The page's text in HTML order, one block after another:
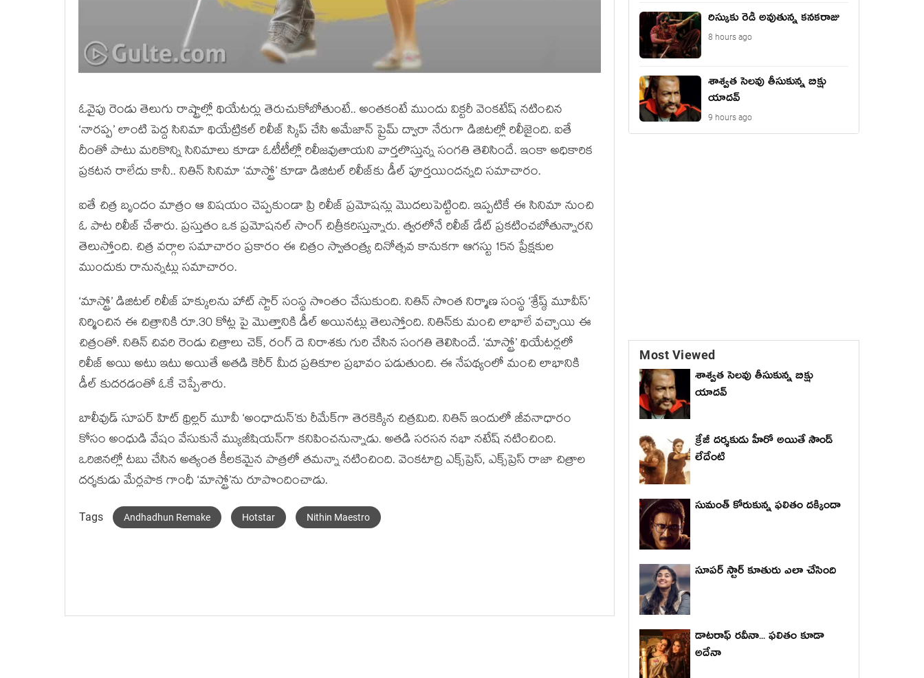
ఓవైపు రెండు తెలుగు రాష్ట్రాల్లో థియేటర్లు తెరుచుకోబోతుంటే.. అంతకంటే ముందు విక్టరీ వెంకటేష్ నటించిన
‘నారప్ప’ లాంటి పెద్ద సినిమా థియేట్రికల్ రిలీజ్ స్కిప్ చేసి అమేజాన్ ప్రైమ్ ద్వారా నేరుగా డిజిటల్లో రిలీజైంది. ఐతే
దీంతో పాటు మరికొన్ని సినిమాలు కూడా ఓటీటీల్లో రిలీజవుతాయని వార్తలొస్తున్న సంగతి తెలిసిందే. ఇంకా అధికారిక
ప్రకటన రాలేదు కానీ.. నితిన్ సినిమా ‘మాస్ట్రో’ కూడా డిజిటల్ రిలీజ్‌కు డీల్ పూర్తయిందన్నది సమాచారం.
ఐతే చిత్ర బృందం మాత్రం ఆ విషయం చెప్పకుండా ప్రి రిలీజ్ ప్రమోషన్లు మొదలుపెట్టింది. ఇప్పటికే ఈ సినిమా నుంచి
ఓ పాట రిలీజ్ చేశారు. ప్రస్తుతం ఒక ప్రమోషనల్ సాంగ్ చిత్రీకరిస్తున్నారు. త్వరలోనే రిలీజ్ డేట్ ప్రకటించబోతున్నారని
తెలుస్తోంది. చిత్ర వర్గాల సమాచారం ప్రకారం ఈ చిత్రం స్వాతంత్ర్య దినోత్సవ కానుకగా ఆగస్టు 15న ప్రేక్షకుల
ముందుకు రానున్నట్లు సమాచారం.
‘మాస్ట్రో’ డిజిటల్ రిలీజ్ హక్కులను హాట్ స్టార్ సంస్థ సొంతం చేసుకుంది. నితిన్ సొంత నిర్మాణ సంస్థ ‘శ్రేష్ఠ్ మూవీస్’
నిర్మించిన ఈ చిత్రానికి రూ.30 కోట్ల పై మొత్తానికి డీల్ అయినట్లు తెలుస్తోంది. నితిన్‌‌కు మంచి లాభాలే వచ్చాయి ఈ
చిత్రంతో. నితిన్ చివరి రెండు చిత్రాలు చెక్, రంగ్ దె నిరాశకు గురి చేసిన సంగతి తెలిసిందే. ‘మాస్ట్రో’ థియేటర్లలో
రిలీజ్ అయి అటు ఇటు అయితే అతడి కెరీర్ మీద ప్రతికూల ప్రభావం పడుతుంది. ఈ నేపథ్యంలో మంచి లాభానికి
డీల్ కుదరడంతో ఓకే చెప్పేశారు.
బాలీవుడ్ సూపర్ హిట్ థ్రిల్లర్ మూవీ ‘అంధాదున్’కు రీమేక్‌గా తెరకెక్కిన చిత్రమిది. నితిన్ ఇందులో జీవనాధారం
కోసం అంధుడి వేషం వేసుకునే మ్యుజీషియన్‌గా కనిపించనున్నాడు. అతడి సరసన నభా నటేష్ నటించింది.
ఒరిజినల్లో టబు చేసిన అత్యంత కీలకమైన పాత్రలో తమన్నా నటించింది. వెంకటాద్రి ఎక్స్‌ప్రెస్, ఎక్స్‌ప్రెస్ రాజా చిత్రాల
దర్శకుడు మేర్లపాక గాంధీ ‘మాస్ట్రో’ను రూపొందించాడు.
Tags Andhadhun Remake Hotstar Nithin Maestro
రిస్కుకు రెడీ అవుతున్న కనకరాజు
8 hours ago
శాశ్వత సెలవు తీసుకున్న బిక్షు
యాదవ్
9 hours ago
Most Viewed
శాశ్వత సెలవు తీసుకున్న బిక్షు
యాదవ్
క్రేజీ దర్శకుడు హీరో అయితే సౌండ్
లేదేంటి
సుమంత్ కోరుకున్న ఫలితం దక్కిందా
సూపర్ స్టార్ కూతురు ఎలా చేసింది
డాటరాఫ్ రవీనా... ఫలితం కూడా
అదేనా